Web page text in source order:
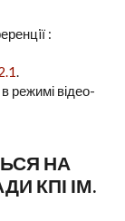
:
.
режимі відео-
НА
КПІ ІМ.